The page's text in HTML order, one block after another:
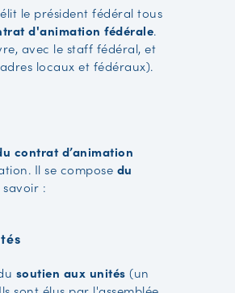
le président fédéral tous
d'animation fédérale.
avec le staff fédéral, et
locaux et fédéraux).
contrat d’animation
Il se compose du
savoir :
soutien aux unités (un